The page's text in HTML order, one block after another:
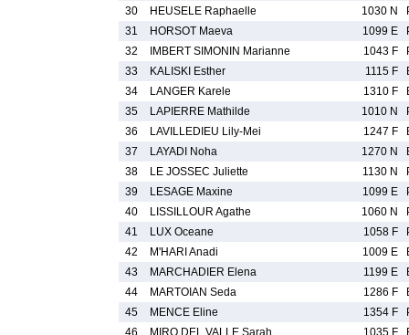
30
HEUSELE Raphaelle 1030 N
31
HORSOT Maeva 1099 E
32
IMBERT SIMONIN Marianne 1043 F
33
KALISKI Esther 1115 F
34
LANGER Karele 1310 F
35
LAPIERRE Mathilde 1010 N
36
LAVILLEDIEU Lily-Mei 1247 F
37
LAYADI Noha 1270 N
38
LE JOSSEC Juliette 1130 N
39
LESAGE Maxine 1099 E
40
LISSILLOUR Agathe 1060 N
41
LUX Oceane 1058 F
42
M'HARI Anadi 1009 E
43
MARCHADIER Elena 1199 E
44
MARTOIAN Seda 1286 F
45
MENCE Eline 1354 F
46
MIRO DEL VALLE Sarah 1035 F